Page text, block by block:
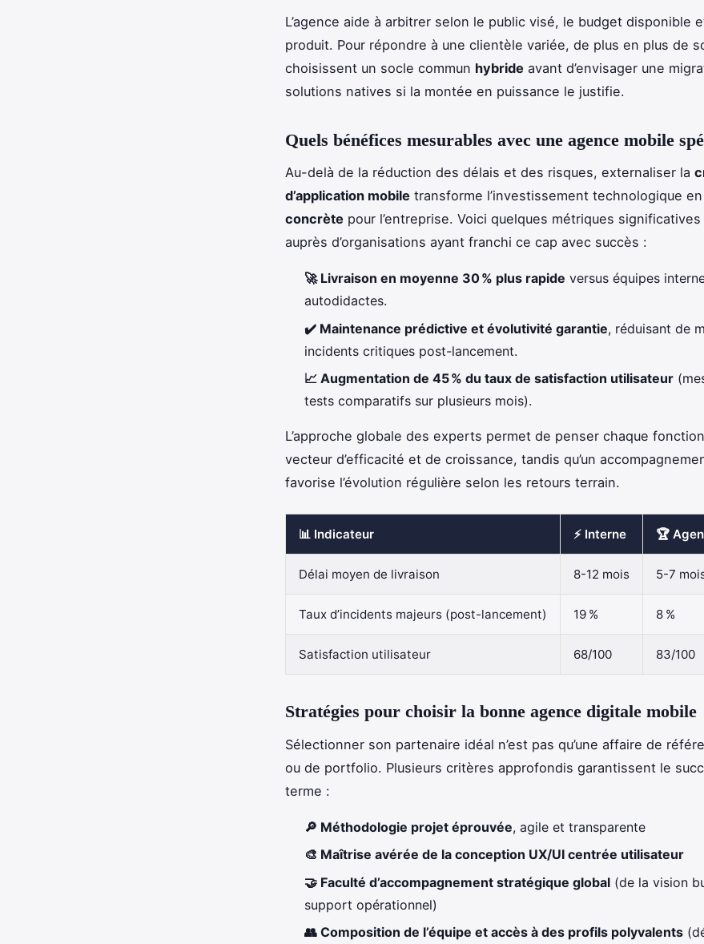
L’agence aide à arbitrer selon le public visé, le budget disponible
produit. Pour répondre à une clientèle variée, de plus en plus de
choisissent un socle commun hybride avant d’envisager une
solutions natives si la montée en puissance le justifie.
Quels bénéfices mesurables avec une agence mobile
Au-delà de la réduction des délais et des risques, externaliser la
d’application mobile transforme l’investissement technologique en
concrète pour l’entreprise. Voici quelques métriques
auprès d’organisations ayant franchi ce cap avec succès :
🚀 Livraison en moyenne 30 % plus rapide versus équipes
autodidactes.
✔️ Maintenance prédictive et évolutivité garantie, réduisant de
incidents critiques post-lancement.
📈 Augmentation de 45 % du taux de satisfaction utilisateur
tests comparatifs sur plusieurs mois).
L’approche globale des experts permet de penser chaque
vecteur d’efficacité et de croissance, tandis qu’un
favorise l’évolution régulière selon les retours terrain.
📊 Indicateur ⚡ Interne 🏆
Délai moyen de livraison 8-12 mois 5-7
Taux d’incidents majeurs (post-lancement) 19 % 8 %
Satisfaction utilisateur 68/100 83/100
Stratégies pour choisir la bonne agence digitale mobile
Sélectionner son partenaire idéal n’est pas qu’une affaire de
ou de portfolio. Plusieurs critères approfondis garantissent le
terme :
🔎 Méthodologie projet éprouvée, agile et transparente
🎨 Maîtrise avérée de la conception UX/UI centrée utilisateur
🤝 Faculté d’accompagnement stratégique global (de la vision
support opérationnel)
👥 Composition de l’équipe et accès à des profils polyvalents